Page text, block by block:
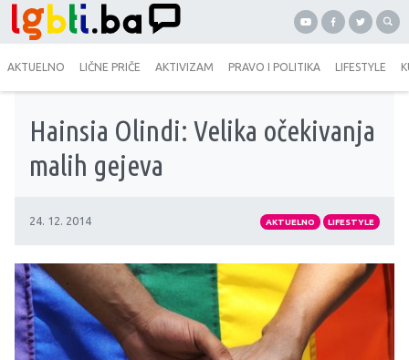
AKTUELNO LIČNE PRIČE AKTIVIZAM PRAVO I POLITIKA LIFESTYLE
Hainsia Olindi: Velika očekivanja
malih gejeva
24. 12. 2014 AKTUELNO LIFESTYLE